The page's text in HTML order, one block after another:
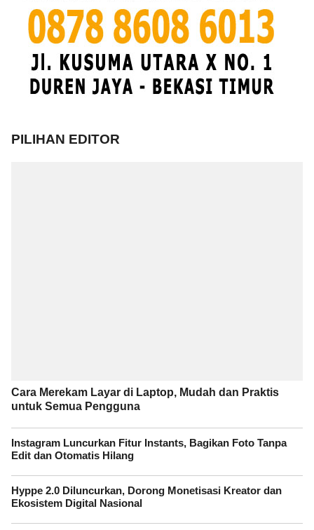
PILIHAN EDITOR
Cara Merekam Layar di Laptop, Mudah dan Praktis
untuk Semua Pengguna
Instagram Luncurkan Fitur Instants, Bagikan Foto Tanpa
Edit dan Otomatis Hilang
Hyppe 2.0 Diluncurkan, Dorong Monetisasi Kreator dan
Ekosistem Digital Nasional